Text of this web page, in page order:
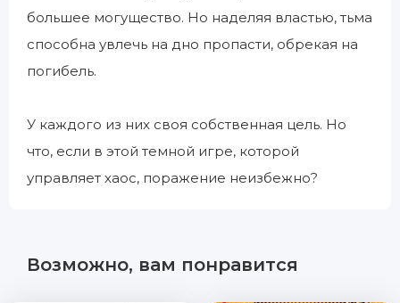
большее могущество. Но наделяя властью, тьма
способна увлечь на дно пропасти, обрекая на
погибель.
У каждого из них своя собственная цель. Но
что, если в этой темной игре, которой
управляет хаос, поражение неизбежно?
Возможно, вам понравится